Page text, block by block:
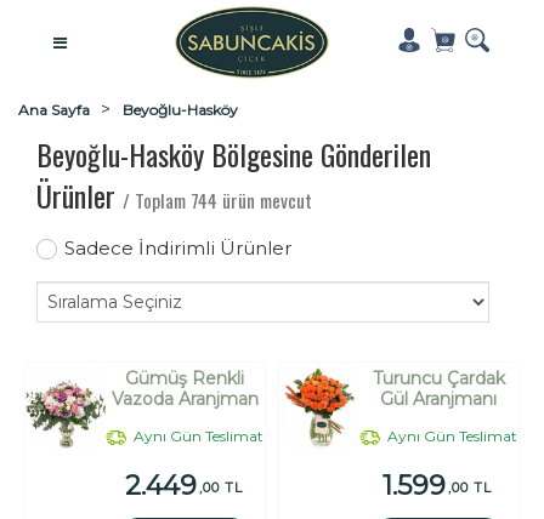
Ana Sayfa Beyoğlu-Hasköy
Beyoğlu-Hasköy Bölgesine Gönderilen
Ürünler / Toplam 744 ürün mevcut
Sadece İndirimli Ürünler
Gümüş Renkli
Vazoda Aranjman
Aynı Gün Teslimat
2.449,00 TL
Turuncu Çardak
Gül Aranjmanı
Aynı Gün Teslimat
1.599,00 TL